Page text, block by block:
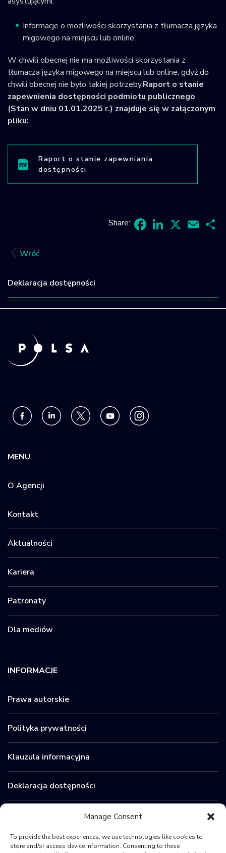
Manage Consent
To provide the best experiences, we use technologies like cookies to
store and/or access device information. Consenting to these
Wróć
Deklaracja dostępności
Informacje o możliwości skorzystania z tłumacza języka
migowego na miejscu lub online.
W chwili obecnej nie ma możliwości skorzystania z
tłumacza języka migowego na miejscu lub online, gdyż do
chwili obecnej nie było takiej potrzeby.Raport o stanie
zapewnienia dostępności podmiotu publicznego
(Stan w dniu 01.01.2025 r.) znajduje się w załączonym
pliku:
Raport o stanie zapewniania
dostępności
Share:
MENU
O Agencji
Kontakt
Aktualności
Kariera
Patronaty
Dla mediów
INFORMACJE
Prawa autorskie
Polityka prywatności
Klauzula informacyjna
Deklaracja dostępności
Zamówienia publiczne
BIP